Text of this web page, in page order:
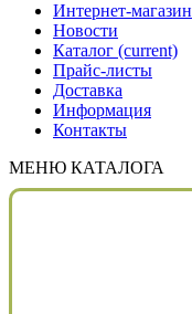
Интернет-магазин
Новости
Каталог (current)
Прайс-листы
Доставка
Информация
Контакты
МЕНЮ КАТАЛОГА